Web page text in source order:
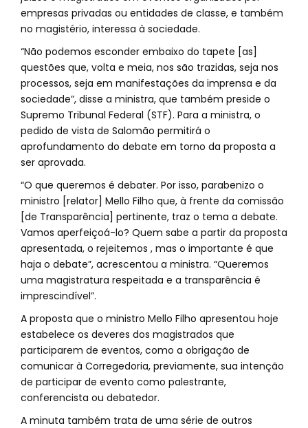
empresas privadas ou entidades de classe, e também
no magistério, interessa à sociedade.
“Não podemos esconder embaixo do tapete [as]
questões que, volta e meia, nos são trazidas, seja nos
processos, seja em manifestações da imprensa e da
sociedade”, disse a ministra, que também preside o
Supremo Tribunal Federal (STF). Para a ministra, o
pedido de vista de Salomão permitirá o
aprofundamento do debate em torno da proposta a
ser aprovada.
“O que queremos é debater. Por isso, parabenizo o
ministro [relator] Mello Filho que, à frente da comissão
[de Transparência] pertinente, traz o tema a debate.
Vamos aperfeiçoá-lo? Quem sabe a partir da proposta
apresentada, o rejeitemos , mas o importante é que
haja o debate”, acrescentou a ministra. “Queremos
uma magistratura respeitada e a transparência é
imprescindível”.
A proposta que o ministro Mello Filho apresentou hoje
estabelece os deveres dos magistrados que
participarem de eventos, como a obrigação de
comunicar à Corregedoria, previamente, sua intenção
de participar de evento como palestrante,
conferencista ou debatedor.
A minuta também trata de uma série de outros